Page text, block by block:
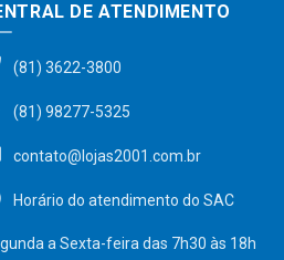
DE ATENDIMENTO
(81) 3622-3800
(81) 98277-5325
contato@lojas2001.com.br
Horário do atendimento do SAC
a Sexta-feira das 7h30 às 18h